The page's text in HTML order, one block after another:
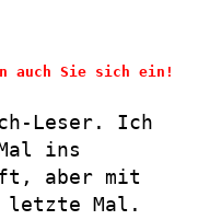
auch Sie sich ein!
Leser. Ich
ins
aber mit
letzte Mal.